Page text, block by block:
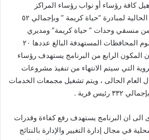
كافة رؤساء أو نواب رؤساء المراكز
المستهدفة بالمرحلة الحالية لمبادرة “حياة كريمة ” وبإجمالي ٥٢
مركز إضافة إلي ٥٢ من منسقي وحدات ” حياة كريمة” ومديري
التخطيط بدواوين عموم المحافظات المستهدفة البالغ عددها ٢٠
المكون الرابع من البرنامج يستهدف رؤساء
التي سيتم الانتهاء من تنفيذ مشروعات
العام الحالى ، ويتم تشغيل مجمعات الخدمات
رئيس قرية .
الى ان البرنامج يستهدف رفع كفاءة وقدرات
في مجال إدارة التغيير والإدارة بالنتائج